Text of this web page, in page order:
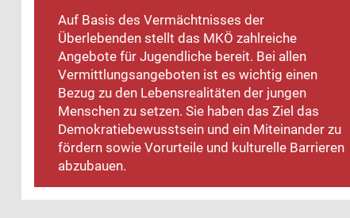
Auf Basis des Vermächtnisses der
Überlebenden stellt das MKÖ zahlreiche
Angebote für Jugendliche bereit. Bei allen
Vermittlungsangeboten ist es wichtig einen
Bezug zu den Lebensrealitäten der jungen
Menschen zu setzen. Sie haben das Ziel das
Demokratiebewusstsein und ein Miteinander zu
fördern sowie Vorurteile und kulturelle Barrieren
abzubauen.